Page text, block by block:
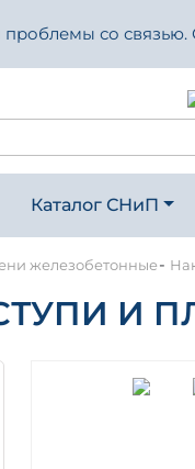
со связью.
Каталог СНиП
железобетонные-
И